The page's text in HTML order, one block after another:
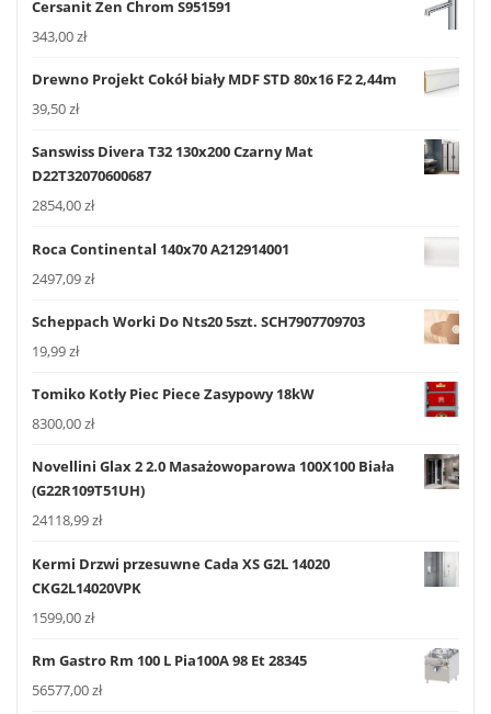
Cersanit Zen Chrom S951591
343,00zł
Drewno Projekt Cokół biały MDF STD 80x16 F2 2,44m
39,50zł
Sanswiss Divera T32 130x200 Czarny Mat
D22T32070600687
2854,00zł
Roca Continental 140x70 A212914001
2497,09zł
Scheppach Worki Do Nts20 5szt. SCH7907709703
19,99zł
Tomiko Kotły Piec Piece Zasypowy 18kW
8300,00zł
Novellini Glax 2 2.0 Masażowoparowa 100X100 Biała
(G22R109T51UH)
24118,99zł
Kermi Drzwi przesuwne Cada XS G2L 14020
CKG2L14020VPK
1599,00zł
Rm Gastro Rm 100 L Pia100A 98 Et 28345
56577,00zł